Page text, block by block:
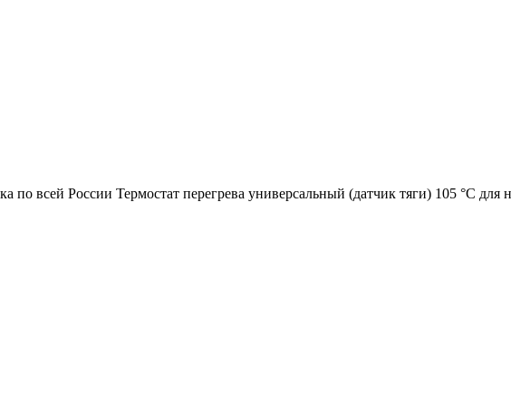
по всей России Термостат перегрева универсальный (датчик тяги) 105 °C